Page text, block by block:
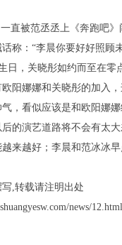
直被范丞丞上《奔跑吧
称：“李晨你要好好照
日，关晓彤如约而至在
阳娜娜和关晓彤的加入
气，看似应该是和欧阳娜
的演艺道路将不会有太
来越好；李晨和范冰冰
,转载请注明出处
news/12.html